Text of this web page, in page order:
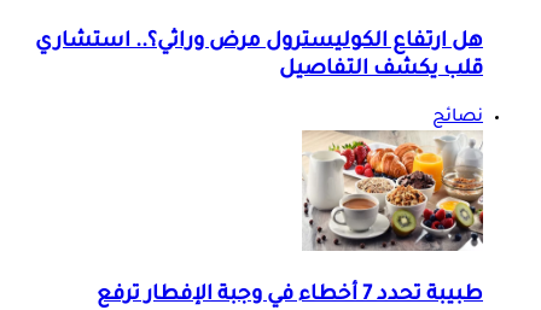
هل ارتفاع الكوليسترول مرض وراثي؟.. استشاري
قلب يكشف التفاصيل
نصائح
طبيبة تحدد 7 أخطاء في وجبة الإفطار ترفع